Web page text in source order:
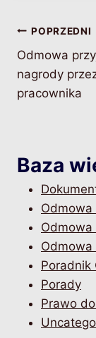
wpisu
POPRZEDNI
Odmowa
nagrody
pracownika
Baza
Odmowa
Odmowa
Poradnik
Porady
Prawo